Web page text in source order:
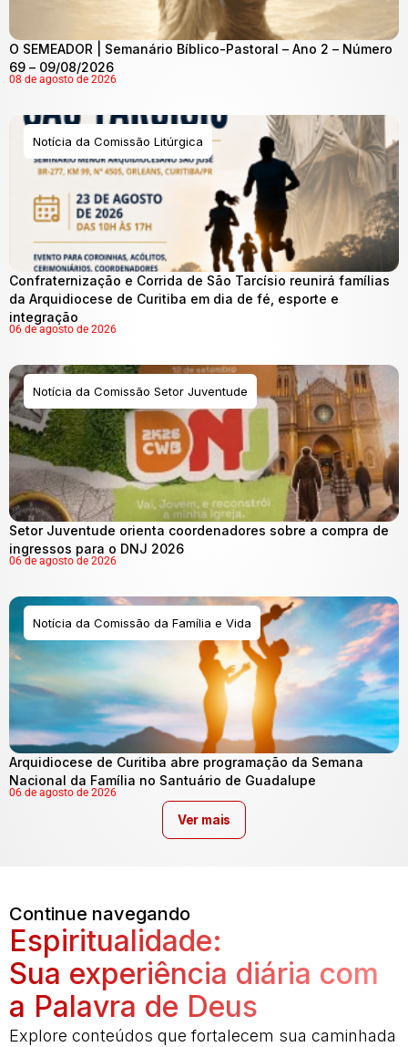
O SEMEADOR | Semanário Bíblico-Pastoral – Ano 2 – Número
69 – 09/08/2026
08 de agosto de 2026
Notícia da Comissão Litúrgica
Confraternização e Corrida de São Tarcísio reunirá famílias
da Arquidiocese de Curitiba em dia de fé, esporte e
integração
06 de agosto de 2026
Notícia da Comissão Setor Juventude
Setor Juventude orienta coordenadores sobre a compra de
ingressos para o DNJ 2026
06 de agosto de 2026
Notícia da Comissão da Família e Vida
Arquidiocese de Curitiba abre programação da Semana
Nacional da Família no Santuário de Guadalupe
06 de agosto de 2026
Ver mais
Continue navegando
Espiritualidade:
Sua experiência diária com
a Palavra de Deus
Explore conteúdos que fortalecem sua caminhada